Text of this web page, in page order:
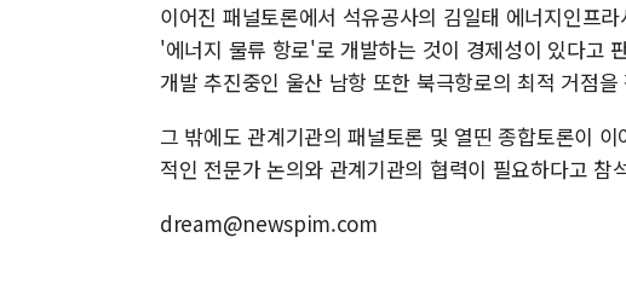
이어진 패널토론에서 석유공사의 김일태 에너지인프
'에너지 물류 항로'로 개발하는 것이 경제성이 있다고
개발 추진중인 울산 남항 또한 북극항로의 최적 거점
그 밖에도 관계기관의 패널토론 및 열띤 종합토론이
적인 전문가 논의와 관계기관의 협력이 필요하다고 참
dream@newspim.com